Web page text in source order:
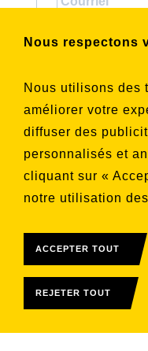
Nous respectons
Nous utilisons des
améliorer votre
diffuser des
personnalisés et
cliquant sur «
notre utilisation
ACCEPTER TOUT
REJETER TOUT
souhaitez
S'INSCRIRE